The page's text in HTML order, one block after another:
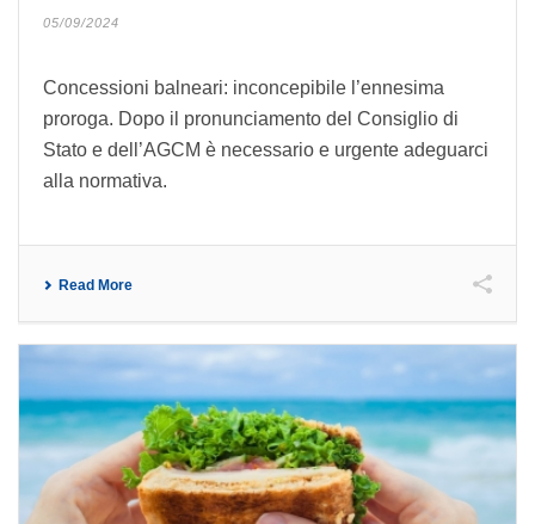
05/09/2024
Concessioni balneari: inconcepibile l’ennesima
proroga. Dopo il pronunciamento del Consiglio di
Stato e dell’AGCM è necessario e urgente adeguarci
alla normativa.
Read More